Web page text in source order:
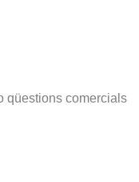
qüestions comercials